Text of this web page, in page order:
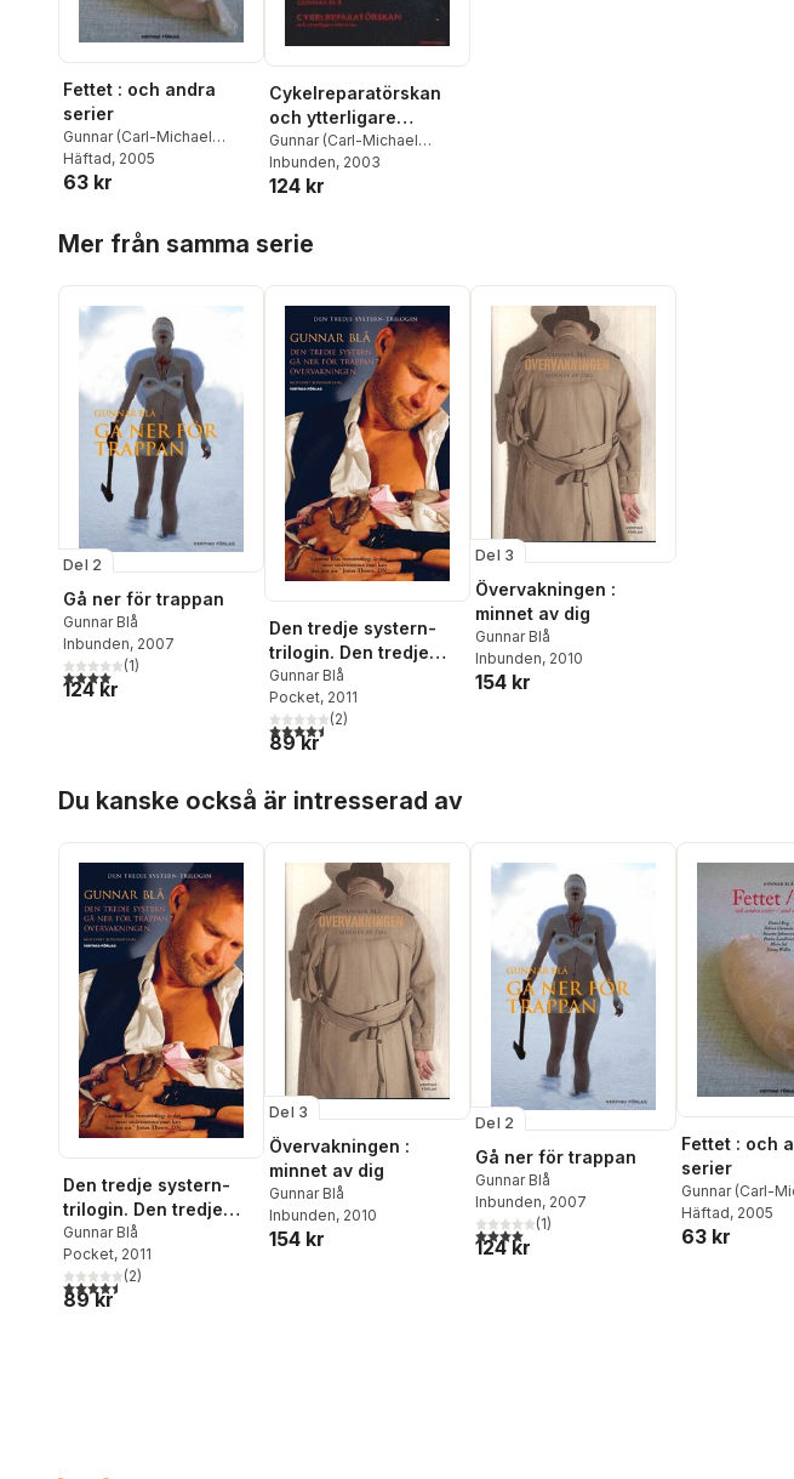
Fettet : och andra
serier
Gunnar (Carl-Michael
Edenborg) Blå
Häftad, 2005
63 kr
Cykelreparatörskan
och ytterligare
historier
Gunnar (Carl-Michael
Edenborg) Blå
Inbunden, 2003
124 kr
Mer från samma serie
Del 2
Gå ner för trappan
Gunnar Blå
Inbunden, 2007
4,0utav 5 stjärnor. Totalt antal röster:
(1)
124 kr
Den tredje systern-
trilogin. Den tredje
systern; Gå ner för
trappan;
Övervakningen
Gunnar Blå
Pocket, 2011
4,5utav 5 stjärnor. Totalt antal röster:
(2)
89 kr
Del 3
Övervakningen :
minnet av dig
Gunnar Blå
Inbunden, 2010
154 kr
Du kanske också är intresserad av
Den tredje systern-
trilogin. Den tredje
systern; Gå ner för
trappan;
Övervakningen
Gunnar Blå
Pocket, 2011
4,5utav 5 stjärnor. Totalt antal röster:
(2)
89 kr
Del 3
Övervakningen :
minnet av dig
Gunnar Blå
Inbunden, 2010
154 kr
Del 2
Gå ner för trappan
Gunnar Blå
Inbunden, 2007
4,0utav 5 stjärnor. Totalt antal röster:
(1)
124 kr
Fettet : och
serier
Gunnar (Carl-
Edenborg) Blå
Häftad, 2005
63 kr